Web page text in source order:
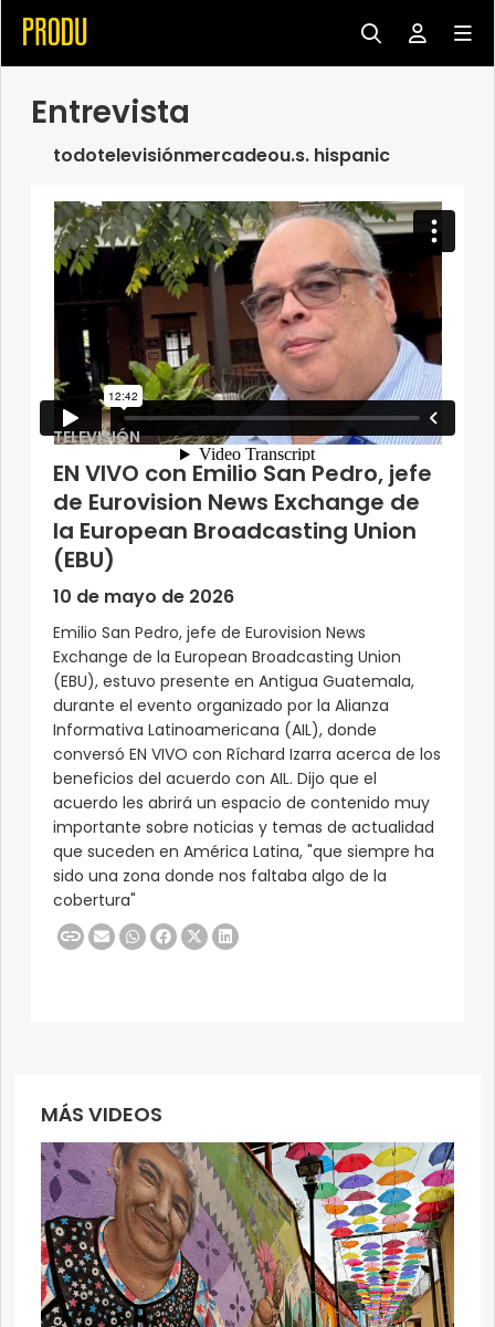
Entrevista
todotelevisiónmercadeou.s. hispanic
TELEVISIÓN
EN VIVO con Emilio San Pedro, jefe
de Eurovision News Exchange de
la European Broadcasting Union
(EBU)
10 de mayo de 2026
Emilio San Pedro, jefe de Eurovision News
Exchange de la European Broadcasting Union
(EBU), estuvo presente en Antigua Guatemala,
durante el evento organizado por la Alianza
Informativa Latinoamericana (AIL), donde
conversó EN VIVO con Ríchard Izarra acerca de los
beneficios del acuerdo con AIL. Dijo que el
acuerdo les abrirá un espacio de contenido muy
importante sobre noticias y temas de actualidad
que suceden en América Latina, "que siempre ha
sido una zona donde nos faltaba algo de la
cobertura"
MÁS VIDEOS